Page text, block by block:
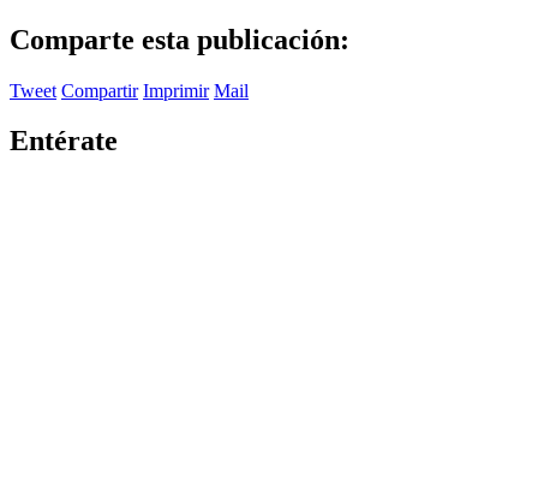
Comparte esta publicación:
Tweet Compartir Imprimir Mail
Entérate